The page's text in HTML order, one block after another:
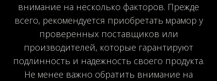
внимание на несколько факторов. Прежде
всего, рекомендуется приобретать мрамор у
проверенных поставщиков или
производителей, которые гарантируют
подлинность и надежность своего продукта.
Не менее важно обратить внимание на